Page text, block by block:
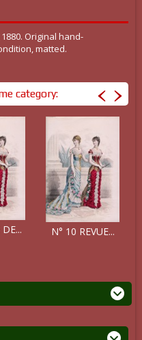
Original hand-
matted.
category:
N° 10 REVUE...